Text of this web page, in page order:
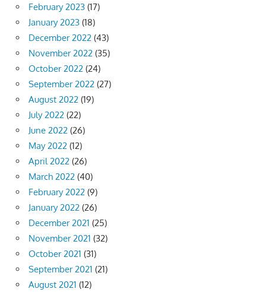
February 2023 (17)
January 2023 (18)
December 2022 (43)
November 2022 (35)
October 2022 (24)
September 2022 (27)
August 2022 (19)
July 2022 (22)
June 2022 (26)
May 2022 (12)
April 2022 (26)
March 2022 (40)
February 2022 (9)
January 2022 (26)
December 2021 (25)
November 2021 (32)
October 2021 (31)
September 2021 (21)
August 2021 (12)